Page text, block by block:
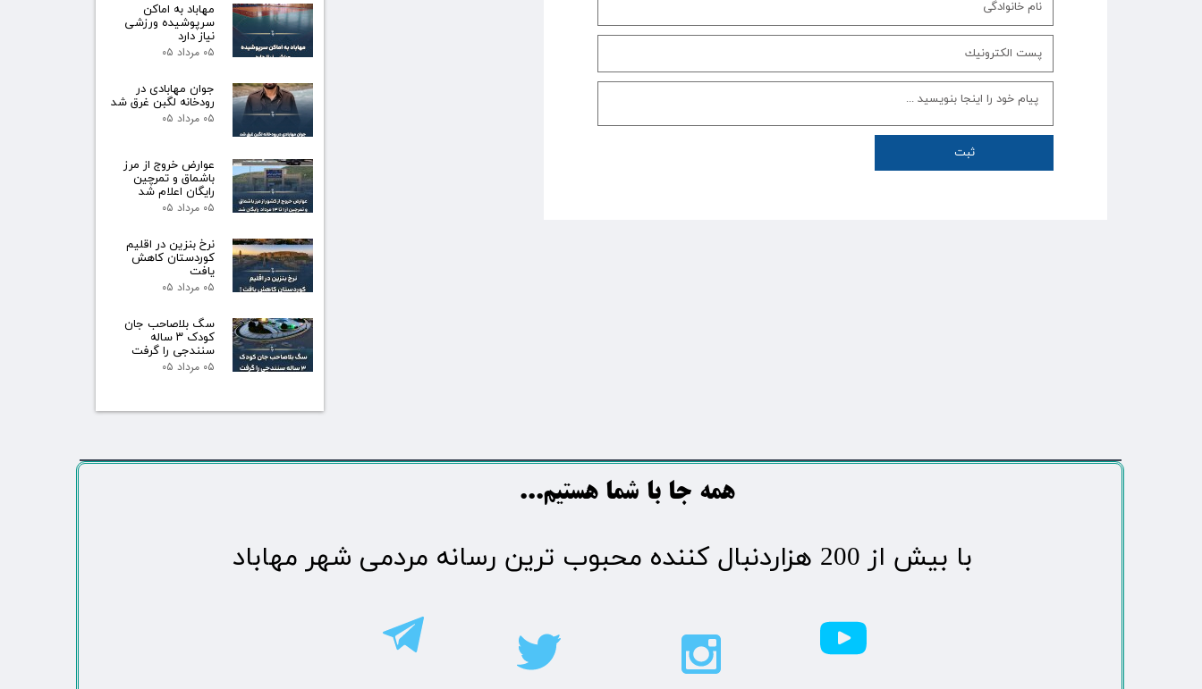
مهاباد به اماکن
سرپوشیده ورزشی
نیاز دارد
۰۵ مرداد ۰۵
جوان مهابادی در
رودخانه لگبن غرق شد
۰۵ مرداد ۰۵
عوارض خروج از مرز
باشماق و تمرچین
رایگان اعلام شد
۰۵ مرداد ۰۵
نرخ بنزین در اقلیم
کوردستان کاهش
یافت
۰۵ مرداد ۰۵
سگ بلاصاحب جان
کودک ۳ ساله
سنندجی را گرفت
۰۵ مرداد ۰۵
ثبت
​​​همه جا با شما هستیم...​​​​​​​​​​​​​​
​با بیش از 200 هزاردنبال کننده محبوب ترین رسانه مردمی شهر مهاباد​​​​​​​​​​​​​​